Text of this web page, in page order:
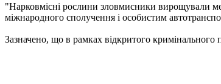
"Нарковмісні рослини зловмисники вирощували
міжнародного сполучення і особистим
Зазначено, що в рамках відкритого